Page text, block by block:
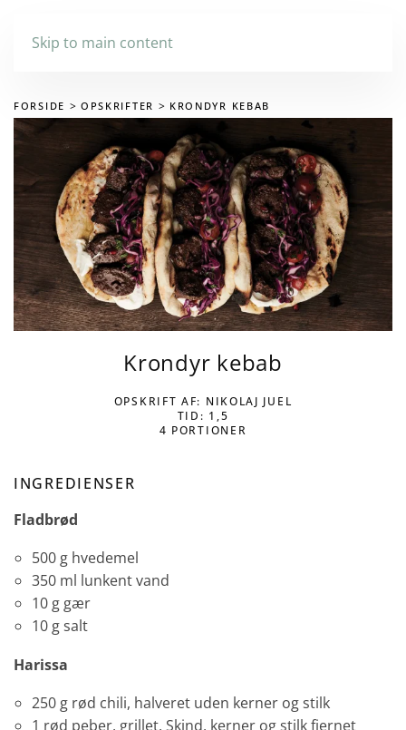
Skip to main content
FORSIDE OPSKRIFTER KRONDYR KEBAB
Krondyr kebab
OPSKRIFT AF: NIKOLAJ JUEL
TID: 1,5
4 PORTIONER
INGREDIENSER
Fladbrød
500 g hvedemel
350 ml lunkent vand
10 g gær
10 g salt
Harissa
250 g rød chili, halveret uden kerner og stilk
1 rød peber, grillet. Skind, kerner og stilk fjernet